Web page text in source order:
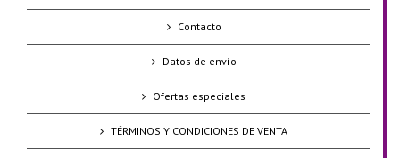
Contacto
Datos de envío
Ofertas especiales
TÉRMINOS Y CONDICIONES DE VENTA